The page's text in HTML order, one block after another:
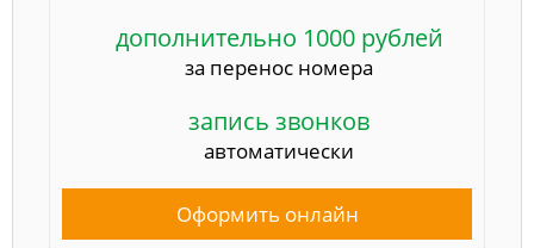
дополнительно 1000 рублей
за перенос номера
запись звонков
автоматически
Оформить онлайн